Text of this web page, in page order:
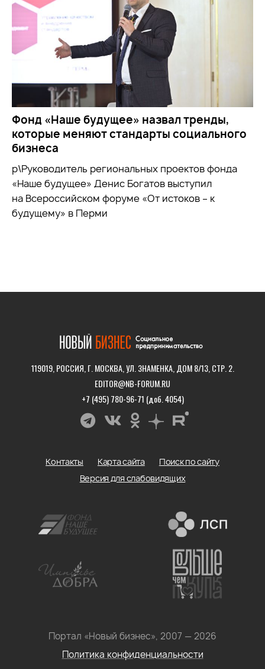
Фонд «Наше будущее» назвал тренды,
которые меняют стандарты социального
бизнеса
р\Руководитель региональных проектов фонда
«Наше будущее» Денис Богатов выступил
на Всероссийском форуме «От истоков – к
будущему» в Перми
119019, РОССИЯ, Г. МОСКВА, УЛ. ЗНАМЕНКА, ДОМ 8/13, СТР. 2.
EDITOR@NB-FORUM.RU
+7 (495) 780-96-71 (доб. 4054)
Портал «Новый бизнес», 2007 — 2026
Политика конфиденциальности
Контакты Карта сайта
Поиск по сайту
Версия для слабовидящих